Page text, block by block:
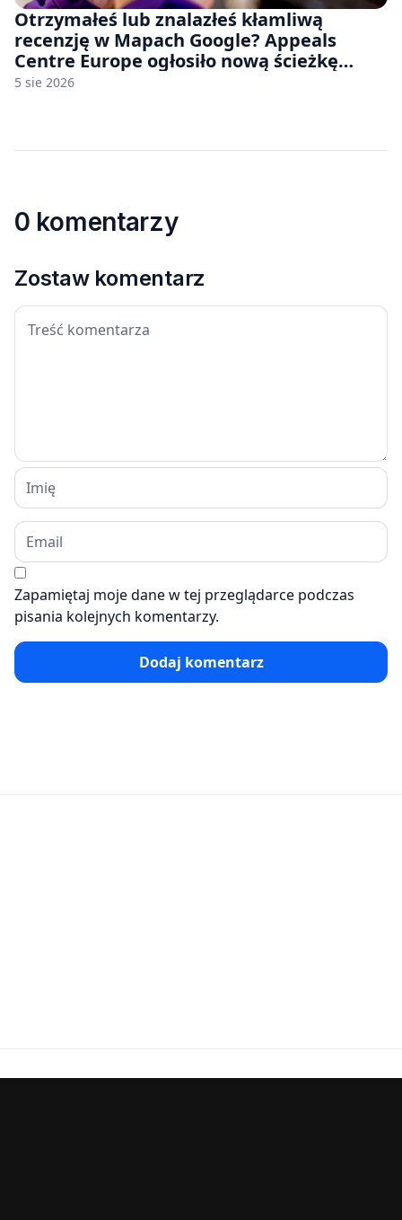
Otrzymałeś lub znalazłeś kłamliwą
recenzję w Mapach Google? Appeals
Centre Europe ogłosiło nową ścieżkę
odwoławczą dla firm i konsumentów
5 sie 2026
0 komentarzy
Zostaw komentarz
Zapamiętaj moje dane w tej przeglądarce podczas
pisania kolejnych komentarzy.
Dodaj komentarz